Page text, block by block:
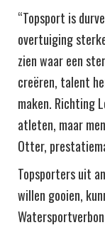
“Topsport is
overtuiging
zien waar een
creëren, talent
maken. Richting
atleten, maar
Otter,
Topsporters uit
willen gooien,